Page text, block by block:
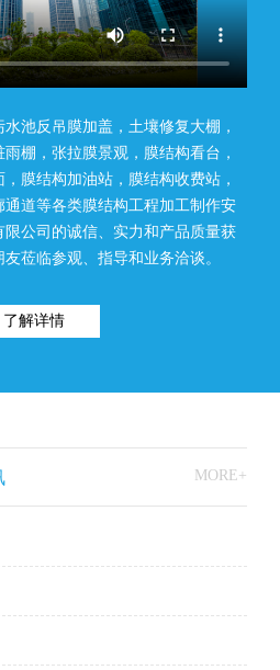
水池反吊膜加盖，土壤修复大棚，
棚，张拉膜景观，膜结构看台，
膜结构加油站，膜结构收费站，
道等各类膜结构工程加工制作安
公司的诚信、实力和产品质量获
莅临参观、指导和业务洽谈。
了解详情
MORE+